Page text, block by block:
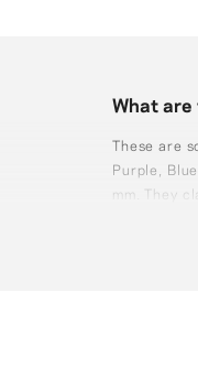
What are
These are
Purple,
mm. They